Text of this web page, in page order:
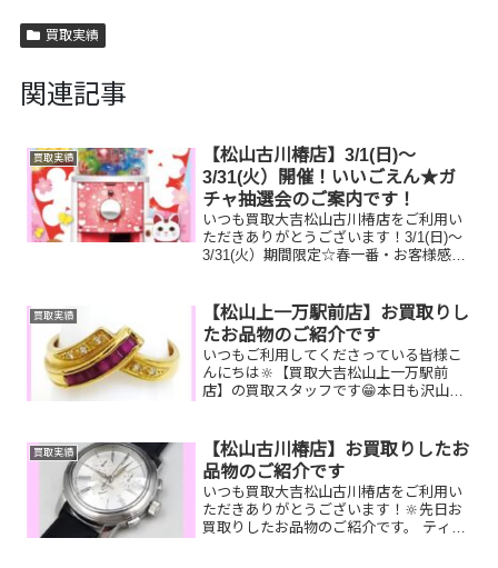
買取実績
関連記事
買取実績
【松山古川椿店】3/1(日)～
3/31(火）開催！いいごえん★ガ
チャ抽選会のご案内です！
いつも買取大吉松山古川椿店をご利用い
ただきありがとうございます！3/1(日)～
3/31(火）期間限定☆春一番・お客様感謝
11,500円以上ご成約のお客様限定でご参
加いただけ...
買取実績
【松山上一万駅前店】お買取りし
たお品物のご紹介です
いつもご利用してくださっている皆様こ
んにちは🔆【買取大吉松山上一万駅前
店】の買取スタッフです😁本日も沢山の
す。 K18 ダイヤリ
ング コーチ ショルダ...
買取実績
【松山古川椿店】お買取りしたお
品物のご紹介です
いつも買取大吉松山古川椿店をご利用い
ただきありがとうございます！🔆先日お
買取りしたお品物のご紹介です。 ティフ